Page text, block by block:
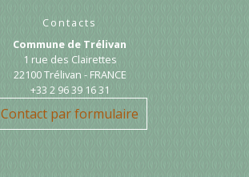
Contacts
Commune de Trélivan
1 rue des Clairettes
22100 Trélivan - FRANCE
+33 2 96 39 16 31
Contact par formulaire